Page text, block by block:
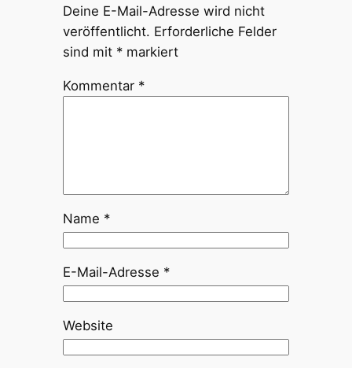
Deine E-Mail-Adresse wird nicht
veröffentlicht. Erforderliche Felder
sind mit *markiert
Kommentar *
Name *
E-Mail-Adresse *
Website